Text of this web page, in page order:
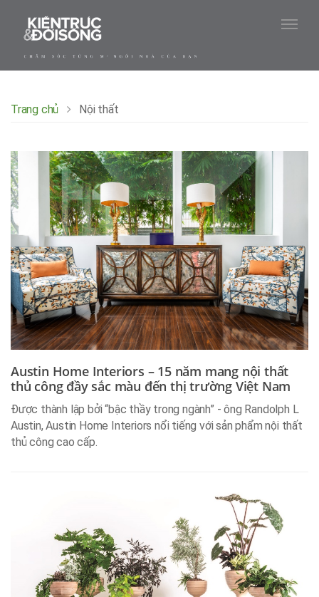
Trang chủ Nội thất
Austin Home Interiors – 15 năm mang nội thất
thủ công đầy sắc màu đến thị trường Việt Nam
Được thành lập bởi “bậc thầy trong ngành” - ông Randolph L
Austin, Austin Home Interiors nổi tiếng với sản phẩm nội thất
thủ công cao cấp.